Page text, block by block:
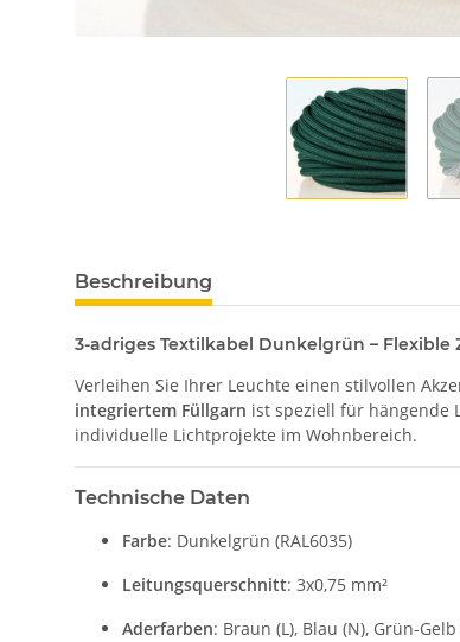
Beschreibung
3-adriges Textilkabel Dunkelgrün –
Verleihen Sie Ihrer Leuchte einen stilvollen
integriertem Füllgarn ist speziell für hängende
individuelle Lichtprojekte im Wohnbereich.
Technische Daten
Farbe: Dunkelgrün (RAL6035)
Leitungsquerschnitt: 3x0,75 mm²
Aderfarben: Braun (L), Blau (N), Grün-Gelb